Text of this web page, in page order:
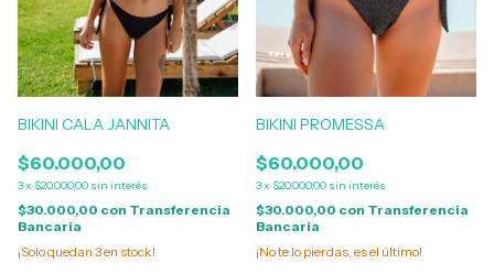
BIKINI CALA JANNITA
$60.000,00
3x $20.000,00 sin interés
$30.000,00 con Transferencia
Bancaria
¡Solo quedan 3en stock!
BIKINI PROMESSA
$60.000,00
3x $20.000,00 sin interés
$30.000,00 con Transferencia
Bancaria
¡No te lo pierdas, es el último!